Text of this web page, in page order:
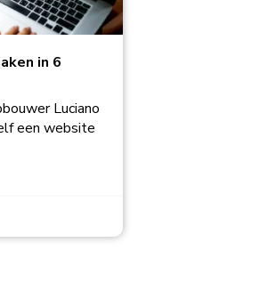
in 6
Luciano
een website